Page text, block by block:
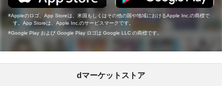
Appleのロゴ、App Storeは、米国もしくはその他の国や地域におけるApple Inc.の商標で
す。App Storeは、Apple Inc.のサービスマークです。
Google Play および Google Play ロゴは Google LLC の商標です。
dマーケットストア